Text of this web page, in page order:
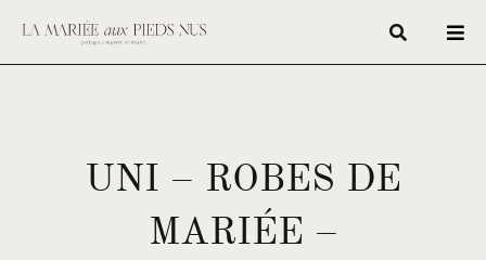
UNI – ROBES DE
MARIÉE –